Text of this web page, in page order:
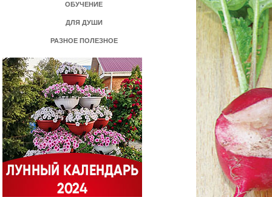
ОБУЧЕНИЕ
ДЛЯ ДУШИ
РАЗНОЕ ПОЛЕЗНОЕ